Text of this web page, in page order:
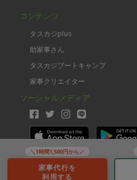
＼1時間1,500円から／
家事代行を
利用する
コンテンツ
タスカジplus
助家事さん
タスカジブートキャンプ
家事クリエイター
ソーシャルメディア